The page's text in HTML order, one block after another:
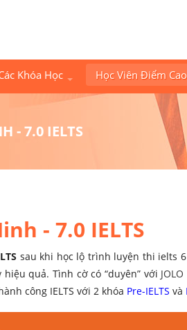
Khóa Học Học Viên Điểm Cao
- 7.0 IELTS
- 7.0 IELTS
sau khi học lộ trình luyện thi ielts
quả. Tình cờ có “duyên” với
công IELTS với 2 khóa Pre-IELTS và